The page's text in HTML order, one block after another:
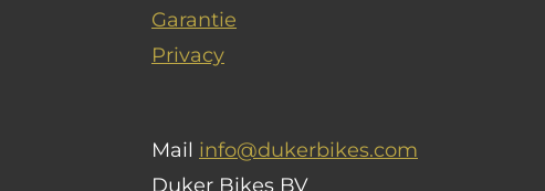
Garantie
Privacy
Mail info@dukerbikes.com
Duker Bikes BV